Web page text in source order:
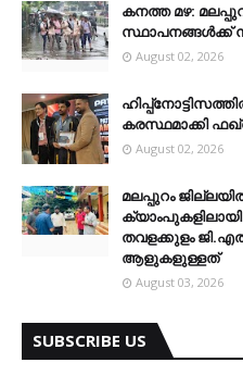
കനത്ത മഴ:
സ്ഥാപനങ്ങൾക്ക്
August 02, 2026
കരസ്ഥമാക്കി
August 02, 2026
മലപ്പുറം
തവളക്കുളം
ആളുകളുള്ളത്
August 03, 2026
SUBSCRIBE US